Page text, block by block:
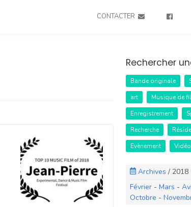
CONTACTER
Rechercher
Bande originale
art
Musique de
Enregistrement
Recherche
Evènement
Vidéo
Archives/ 2018
Février- Mars -
Octobre -